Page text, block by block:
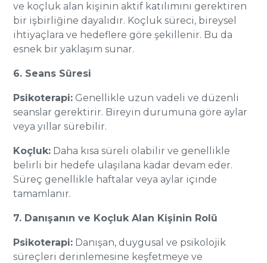
ve koçluk alan kişinin aktif katılımını gerektiren
bir işbirliğine dayalıdır. Koçluk süreci, bireysel
ihtiyaçlara ve hedeflere göre şekillenir. Bu da
esnek bir yaklaşım sunar.
6. Seans Süresi
Psikoterapi: Genellikle uzun vadeli ve düzenli
seanslar gerektirir. Bireyin durumuna göre aylar
veya yıllar sürebilir.
Koçluk: Daha kısa süreli olabilir ve genellikle
belirli bir hedefe ulaşılana kadar devam eder.
Süreç genellikle haftalar veya aylar içinde
tamamlanır.
7. Danışanın ve Koçluk Alan Kişinin Rolü
Psikoterapi: Danışan, duygusal ve psikolojik
süreçleri derinlemesine keşfetmeye ve